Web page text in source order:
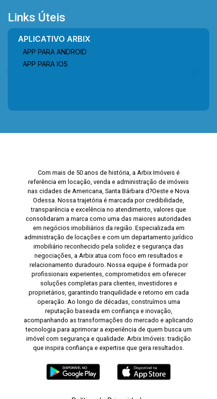
Links Úteis
APLICATIVO ARBIX
APP PARA ANDROID
APP PARA IOS
Com mais de 50 anos de história, a Arbix Imóveis é
referência em locação, venda e administração de imóveis
nas cidades de Americana, Santa Bárbara d?Oeste e Nova
Odessa. Nossa trajetória é marcada por credibilidade,
transparência e excelência no atendimento, valores que
consolidaram a marca como uma das maiores autoridades
em negócios imobiliários da região. Especializada em
administração de locações e com um departamento jurídico
imobiliário reconhecido pela solidez e segurança das
negociações, a Arbix atua com foco em resultados e
relacionamento duradouro. Nossa equipe é formada por
profissionais experientes, comprometidos em oferecer
soluções completas para clientes, investidores e
proprietários, garantindo tranquilidade e retorno em cada
operação. Ao longo de décadas, construímos uma
reputação baseada em confiança e inovação,
acompanhando as transformações do mercado e aplicando
tecnologia para aprimorar a experiência de quem busca um
imóvel com segurança e qualidade. Arbix Imóveis: tradição
que inspira confiança e expertise que gera resultados.